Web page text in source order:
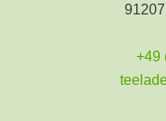
+49